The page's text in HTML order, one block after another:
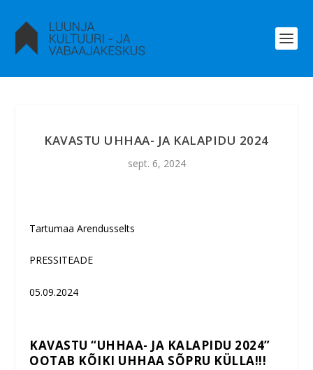
KAVASTU UHHAA- JA KALAPIDU 2024
sept. 6, 2024
Tartumaa Arendusselts
PRESSITEADE
05.09.2024
KAVASTU “UHHAA- JA KALAPIDU 2024”
OOTAB KÕIKI UHHAA SÕPRU KÜLLA!!!